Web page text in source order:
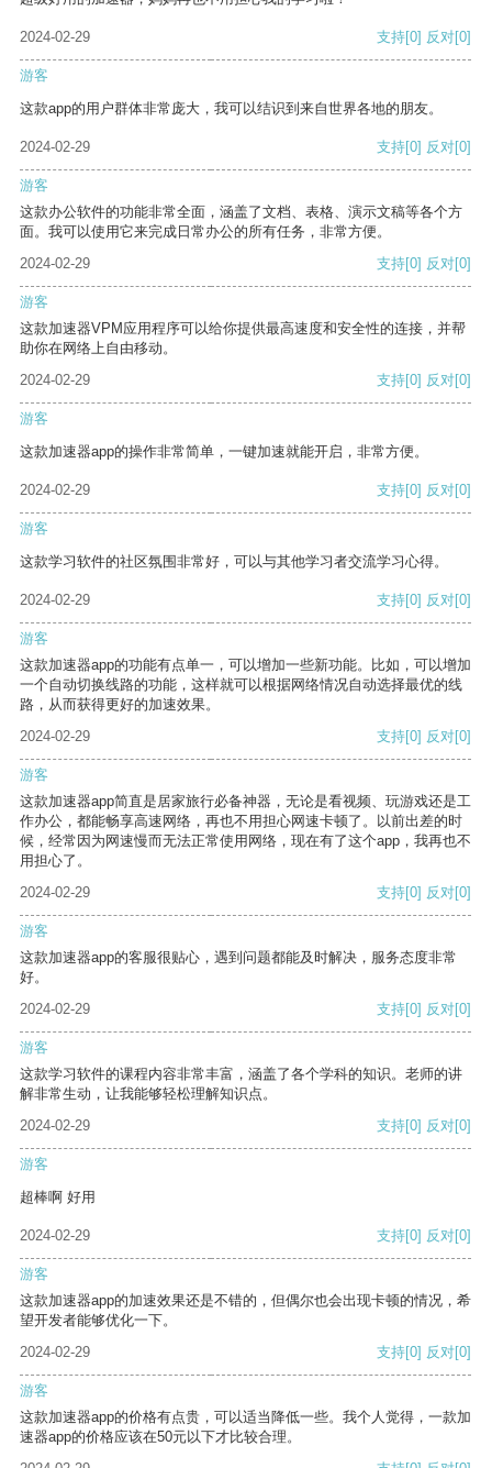
2024-02-29 支持[0] 反对[0]
游客
这款app的用户群体非常庞大，我可以结识到来自世界各地的朋友。
2024-02-29 支持[0] 反对[0]
游客
这款办公软件的功能非常全面，涵盖了文档、表格、演示文稿等各个方
面。我可以使用它来完成日常办公的所有任务，非常方便。
2024-02-29
支持[0] 反对[0]
游客
这款加速器VPM应用程序可以给你提供最高速度和安全性的连接，并帮
助你在网络上自由移动。
2024-02-29
支持[0] 反对[0]
游客
这款加速器app的操作非常简单，一键加速就能开启，非常方便。
2024-02-29 支持[0] 反对[0]
游客
这款学习软件的社区氛围非常好，可以与其他学习者交流学习心得。
2024-02-29 支持[0] 反对[0]
游客
这款加速器app的功能有点单一，可以增加一些新功能。比如，可以增加
一个自动切换线路的功能，这样就可以根据网络情况自动选择最优的线
路，从而获得更好的加速效果。
2024-02-29
支持[0] 反对[0]
游客
这款加速器app简直是居家旅行必备神器，无论是看视频、玩游戏还是工
作办公，都能畅享高速网络，再也不用担心网速卡顿了。以前出差的时
候，经常因为网速慢而无法正常使用网络，现在有了这个app，我再也不
用担心了。
2024-02-29
支持[0] 反对[0]
游客
这款加速器app的客服很贴心，遇到问题都能及时解决，服务态度非常
好。
2024-02-29
支持[0] 反对[0]
游客
这款学习软件的课程内容非常丰富，涵盖了各个学科的知识。老师的讲
解非常生动，让我能够轻松理解知识点。
2024-02-29
支持[0] 反对[0]
游客
超棒啊 好用
2024-02-29 支持[0] 反对[0]
游客
这款加速器app的加速效果还是不错的，但偶尔也会出现卡顿的情况，希
望开发者能够优化一下。
2024-02-29
支持[0] 反对[0]
游客
这款加速器app的价格有点贵，可以适当降低一些。我个人觉得，一款加
速器app的价格应该在50元以下才比较合理。